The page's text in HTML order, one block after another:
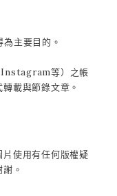
主要目的。
Instagram等）之帳
載與節錄文章。
使用有任何版權疑
。